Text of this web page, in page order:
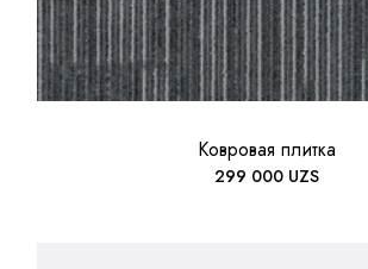
Ковровая плитка
299 000 UZS